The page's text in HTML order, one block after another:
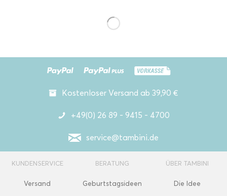
Kostenloser Versand ab 39,90 €
+49(0) 26 89 - 9415 - 4700
service@tambini.de
KUNDENSERVICE
Versand
BERATUNG
Geburtstagsideen
ÜBER TAMBINI
Die Idee